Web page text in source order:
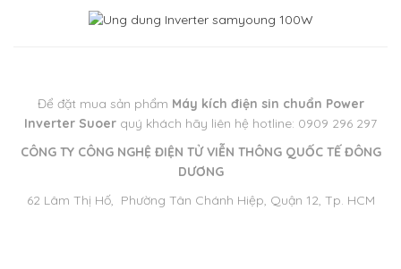
Để đặt mua sản phẩm Máy kích điện sin chuẩn Power
Inverter Suoer quý khách hãy liên hệ hotline: 0909 296 297
CÔNG TY CÔNG NGHỆ ĐIỆN TỬ VIỄN THÔNG QUỐC TẾ ĐÔNG
DƯƠNG
62 Lâm Thị Hố, Phường Tân Chánh Hiệp, Quận 12, Tp. HCM